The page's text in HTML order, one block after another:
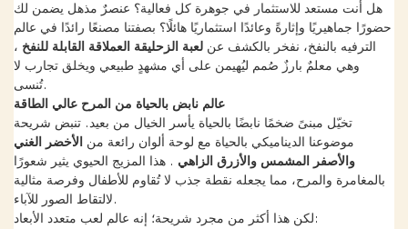
هل أنت مستعد للاستثمار في جوهرة كل فعالية؟ عنصرٌ مذهل يضمن لك
حضورًا جماهيريًا وإثارةً وعائدًا استثماريًا هائلًا؟ بصفتنا مصنعًا رائدًا في عالم
الترفيه بالنفخ، نفخر بالكشف عن لعبة الزحليقة العملاقة القابلة للنفخ ،
وهي معلمٌ بارزٌ صُمم ليُهيمن على أي مشهدٍ طبيعي ويخلق تجارب لا
تُنسى.
عالم نابض بالحياة من المرح عالي الطاقة
تخيّل مبنىً ضخمًا نابضًا بالحياة يأسر الخيال من بعيد. تنبض شريحة
موضوعنا الديناميكي بالحياة مع لوحة ألوان رائعة من الأخضر الغني
والأصفر المشمس والأزرق الزاهي . هذا المزيج الحيوي يثير شعورًا
بالمغامرة والمرح، مما يجعله نقطة جذب لا تُقاوم للأطفال وفرصة مثالية
لالتقاط الصور للآباء.
لكن هذا أكثر من مجرد شريحة؛ إنه عالم لعب متعدد الأبعاد: